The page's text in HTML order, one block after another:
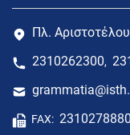
Πλ.
2310262300,
FAX: 2310278880